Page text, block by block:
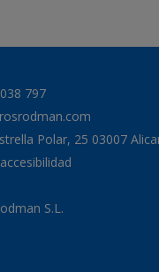
797
Polar, 25 03007
S.L.